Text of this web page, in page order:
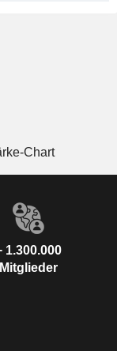
Chart
1.300.000
Mitglieder